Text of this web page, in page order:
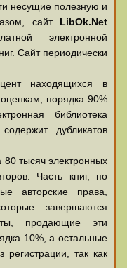
несущие полезную и
сайт LibOk.Net
электронной
Сайт периодически
находящихся в
порядка 90%
библиотека
дубликатов
тысяч электронных
Часть книг, по
авторские права,
завершаются
продающие эти
10%, а остальные
регистрации, так как